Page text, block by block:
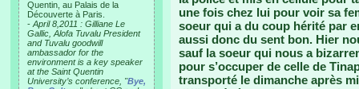
Quentin, au Palais de la
Découverte à Paris.
- April 8,2011 : Gilliane Le
Gallic, Alofa Tuvalu President
and Tuvalu goodwill
ambassador for the
environment is a key speaker
at the Saint Quentin
University’s conference, "Bye,
une fois chez lui pour voir sa
soeur qui a du coup hérité par
aussi donc du sent bon. Hier
sauf la soeur qui nous a
pour s’occuper de celle de
transporté le dimanche après